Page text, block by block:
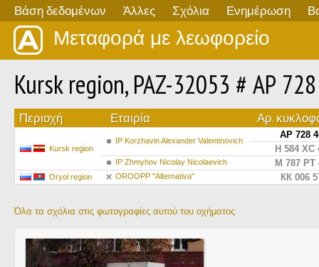
Βάση δεδομένων Άλλες Σχόλια Ενημέρωση
Μεταφορά με λεωφορείο
Kursk region, PAZ-32053 # АР
Περιοχή Εταιρία Αρ.
Kursk region
IP Korzhavin Alexander Valentinovich
АР 728
Н 584 ХС
IP Zhmyhov Nicolay Nicolaevich М 787 РТ
Oryol region OROOPP "Alternativa" КК 006
Όλα τα σχόλια στις φωτογραφίες αυτού του οχήματος